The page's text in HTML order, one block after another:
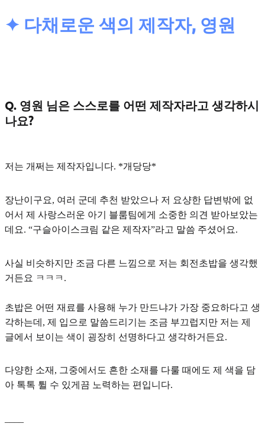
✦ 다채로운 색의 제작자, 영원
Q. 영원 님은 스스로를 어떤 제작자라고 생각하시
나요?
저는 개쩌는 제작자입니다. *개당당*
장난이구요, 여러 군데 추천 받았으나 저 요샹한 답변밖에 없
어서 제 사랑스러운 아기 블룸팀에게 소중한 의견 받아보았는
데요. “구슬아이스크림 같은 제작자”라고 말씀 주셨어요.
사실 비슷하지만 조금 다른 느낌으로 저는 회전초밥을 생각했
거든요 ㅋㅋㅋ.
초밥은 어떤 재료를 사용해 누가 만드냐가 가장 중요하다고 생
각하는데, 제 입으로 말씀드리기는 조금 부끄럽지만 저는 제
글에서 보이는 색이 굉장히 선명하다고 생각하거든요.
다양한 소재, 그중에서도 흔한 소재를 다룰 때에도 제 색을 담
아 톡톡 튈 수 있게끔 노력하는 편입니다.